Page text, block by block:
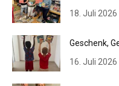
18. Juli 2026
Geschenk,
16. Juli 2026